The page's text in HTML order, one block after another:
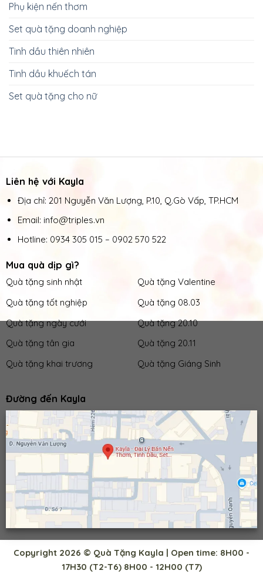
Phụ kiện nến thơm
Set quà tặng doanh nghiệp
Tinh dầu thiên nhiên
Tinh dầu khuếch tán
Set quà tặng cho nữ
Liên hệ với Kayla
Địa chỉ: 201 Nguyễn Văn Lượng, P.10, Q.Gò Vấp, TP.HCM
Email: info@triples.vn
Hotline: 0934 305 015 – 0902 570 522
Mua quà dịp gì?
Quà tặng sinh nhật
Quà tặng tốt nghiệp
Quà tặng ngày cưới
Quà tặng tân gia
Quà tặng khai trương
Quà tặng Valentine
Quà tặng 08.03
Quà tặng 20.10
Quà tặng 20.11
Quà tặng Giáng Sinh
Đường đến Kayla
Copyright 2026 © Quà Tặng Kayla | Open time: 8H00 -
17H30 (T2-T6) 8H00 - 12H00 (T7)